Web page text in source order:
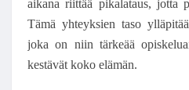
aikana riittää pikalataus, jotta
Tämä yhteyksien taso
joka on niin tärkeää
kestävät koko elämän.